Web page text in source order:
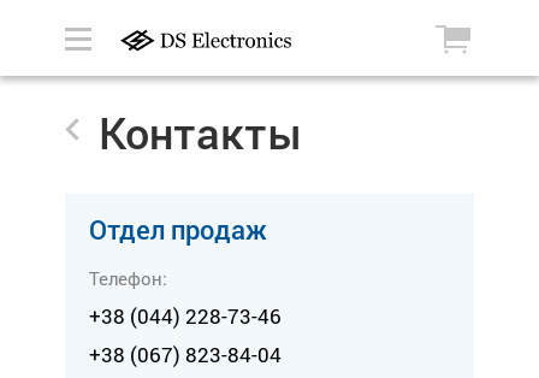
Контакты
Отдел продаж
Телефон:
+38 (044) 228-73-46
+38 (067) 823-84-04